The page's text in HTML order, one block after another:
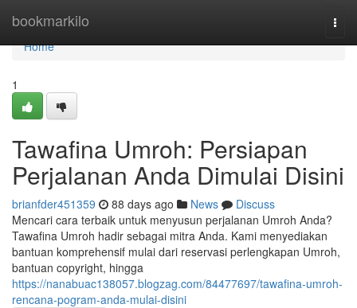
bookmarkilo
Home
Home
1
Tawafina Umroh: Persiapan
Perjalanan Anda Dimulai Disini
brianfder451359 88 days ago News
Discuss
Mencari cara terbaik untuk menyusun perjalanan Umroh Anda?
Tawafina Umroh hadir sebagai mitra Anda. Kami menyediakan
bantuan komprehensif mulai dari reservasi perlengkapan Umroh,
bantuan copyright, hingga
https://nanabuac138057.blogzag.com/84477697/tawafina-umroh-
rencana-pogram-anda-mulai-disini